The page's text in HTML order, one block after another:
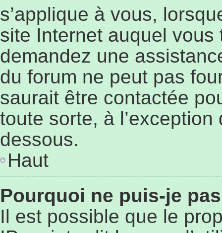
s’applique à vous,
site Internet auquel
demandez une
du forum ne peut pas
saurait être contactée
toute sorte, à
dessous.
Haut
Pourquoi ne puis-je
Il est possible que le